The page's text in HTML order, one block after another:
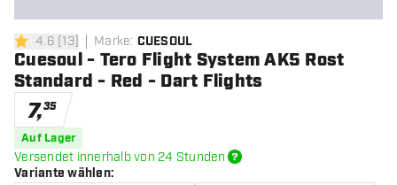
4.6 Bewertungssterne
4.6 [13] Marke: CUESOUL
Cuesoul - Tero Flight System AK5 Rost
Standard - Red - Dart Flights
7,35
Auf Lager
Versendet innerhalb von 24 Stunden
Variante wählen: